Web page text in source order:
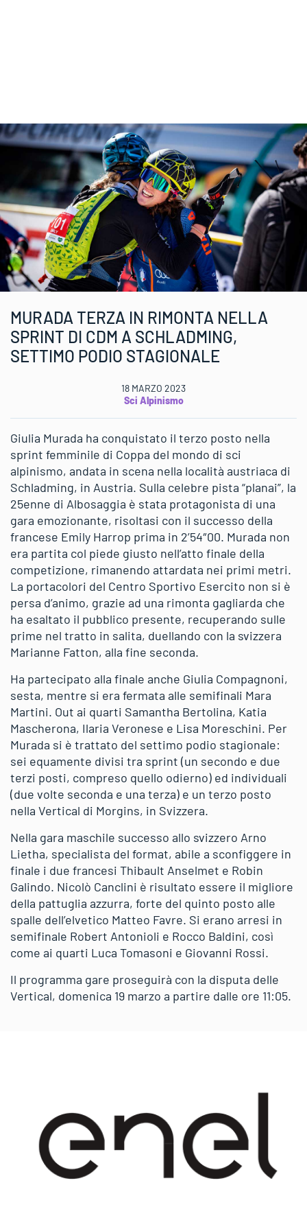
MURADA TERZA IN RIMONTA NELLA
SPRINT DI CDM A SCHLADMING,
SETTIMO PODIO STAGIONALE
18 MARZO 2023
Sci Alpinismo
Giulia Murada ha conquistato il terzo posto nella
sprint femminile di Coppa del mondo di sci
alpinismo, andata in scena nella località austriaca di
Schladming, in Austria. Sulla celebre pista “planai”, la
25enne di Albosaggia è stata protagonista di una
gara emozionante, risoltasi con il successo della
francese Emily Harrop prima in 2’54″00. Murada non
era partita col piede giusto nell’atto finale della
competizione, rimanendo attardata nei primi metri.
La portacolori del Centro Sportivo Esercito non si è
persa d’animo, grazie ad una rimonta gagliarda che
ha esaltato il pubblico presente, recuperando sulle
prime nel tratto in salita, duellando con la svizzera
Marianne Fatton, alla fine seconda.
Ha partecipato alla finale anche Giulia Compagnoni,
sesta, mentre si era fermata alle semifinali Mara
Martini. Out ai quarti Samantha Bertolina, Katia
Mascherona, Ilaria Veronese e Lisa Moreschini. Per
Murada si è trattato del settimo podio stagionale:
sei equamente divisi tra sprint (un secondo e due
terzi posti, compreso quello odierno) ed individuali
(due volte seconda e una terza) e un terzo posto
nella Vertical di Morgins, in Svizzera.
Nella gara maschile successo allo svizzero Arno
Lietha, specialista del format, abile a sconfiggere in
finale i due francesi Thibault Anselmet e Robin
Galindo. Nicolò Canclini è risultato essere il migliore
della pattuglia azzurra, forte del quinto posto alle
spalle dell’elvetico Matteo Favre. Si erano arresi in
semifinale Robert Antonioli e Rocco Baldini, così
come ai quarti Luca Tomasoni e Giovanni Rossi.
Il programma gare proseguirà con la disputa delle
Vertical, domenica 19 marzo a partire dalle ore 11:05.